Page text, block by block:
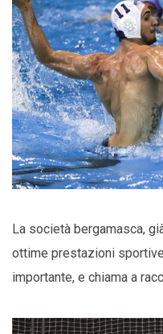
La società bergamasca,
ottime prestazioni
importante, e chiama a